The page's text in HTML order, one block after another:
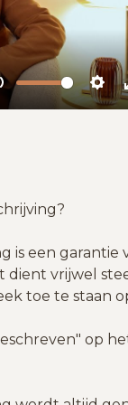
Mute
is een
vrijwel
toe te staan
op